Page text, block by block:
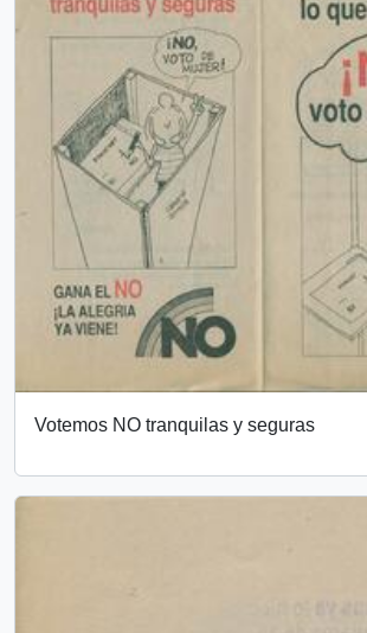
Votemos NO tranquilas y seguras